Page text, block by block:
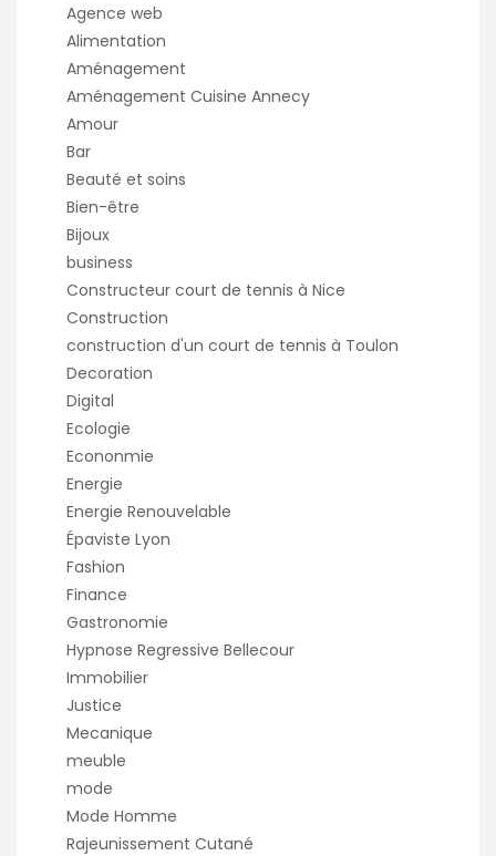
Agence web
Alimentation
Aménagement
Aménagement Cuisine Annecy
Amour
Bar
Beauté et soins
Bien-être
Bijoux
business
Constructeur court de tennis à Nice
Construction
construction d'un court de tennis à Toulon
Decoration
Digital
Ecologie
Econonmie
Energie
Energie Renouvelable
Épaviste Lyon
Fashion
Finance
Gastronomie
Hypnose Regressive Bellecour
Immobilier
Justice
Mecanique
meuble
mode
Mode Homme
Rajeunissement Cutané